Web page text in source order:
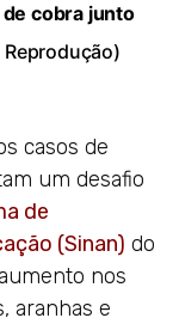
cobra junto
casos de
um desafio
de
(Sinan) do
nos
aranhas e